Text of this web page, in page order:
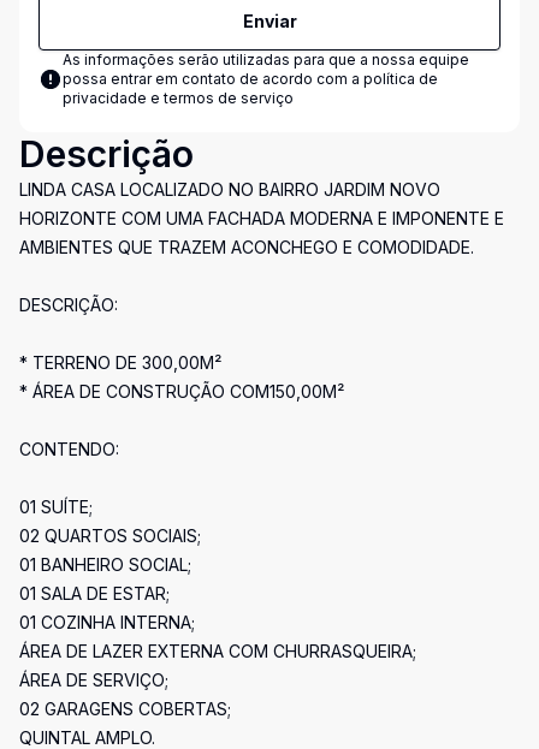
Enviar
As informações serão utilizadas para que a nossa equipe
possa entrar em contato de acordo com a política de
privacidade e termos de serviço
Descrição
LINDA CASA LOCALIZADO NO BAIRRO JARDIM NOVO
HORIZONTE COM UMA FACHADA MODERNA E IMPONENTE E
AMBIENTES QUE TRAZEM ACONCHEGO E COMODIDADE.
DESCRIÇÃO:
* TERRENO DE 300,00M²
* ÁREA DE CONSTRUÇÃO COM150,00M²
CONTENDO:
01 SUÍTE;
02 QUARTOS SOCIAIS;
01 BANHEIRO SOCIAL;
01 SALA DE ESTAR;
01 COZINHA INTERNA;
ÁREA DE LAZER EXTERNA COM CHURRASQUEIRA;
ÁREA DE SERVIÇO;
02 GARAGENS COBERTAS;
QUINTAL AMPLO.